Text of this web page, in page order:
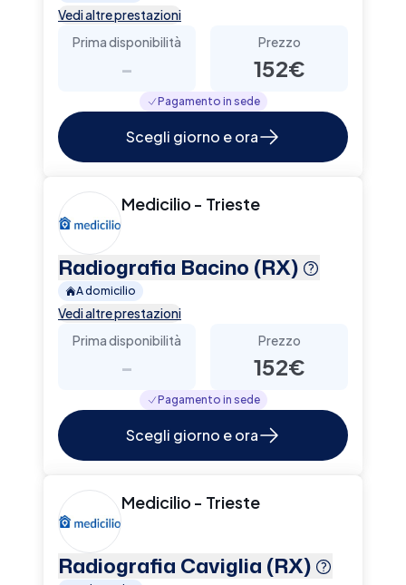
Vedi altre prestazioni
Prima disponibilità
-
Prezzo
152€
Pagamento in sede
Scegli giorno e ora
Medicilio - Trieste
Radiografia Bacino (RX)
A domicilio
Vedi altre prestazioni
Prima disponibilità
-
Prezzo
152€
Pagamento in sede
Scegli giorno e ora
Medicilio - Trieste
Radiografia Caviglia (RX)